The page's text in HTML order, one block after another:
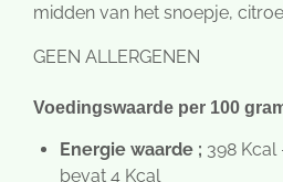
midden van het snoepje,
GEEN ALLERGENEN
Voedingswaarde per 100
Energie waarde ; 398
bevat 4 Kcal